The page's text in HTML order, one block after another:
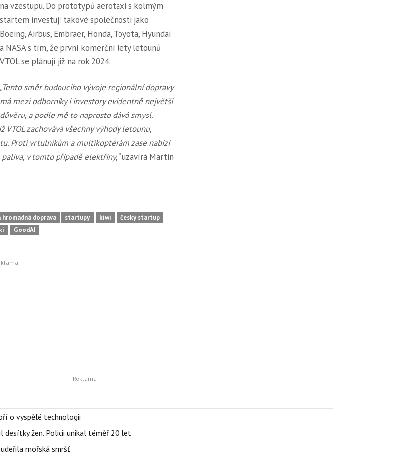
na vzestupu. Do prototypů aerotaxi s kolmým
startem investují takové společnosti jako
Boeing, Airbus, Embraer, Honda, Toyota, Hyundai
a NASA s tím, že první komerční lety letounů
VTOL se plánují již na rok 2024.
„Tento směr budoucího vývoje regionální dopravy
má mezi odborníky i investory evidentně největší
důvěru, a podle mě to naprosto dává smysl.
zachovává všechny výhody letounu,
Proti vrtulníkům a multikoptérám zase nabízí
v tomto případě elektřiny,“uzavírá Martin
hromadná doprava startupy kiwi
český startup
GoodAI
o vyspělé technologii
desítky žen. Policii unikal téměř 20 let
mořská smršť